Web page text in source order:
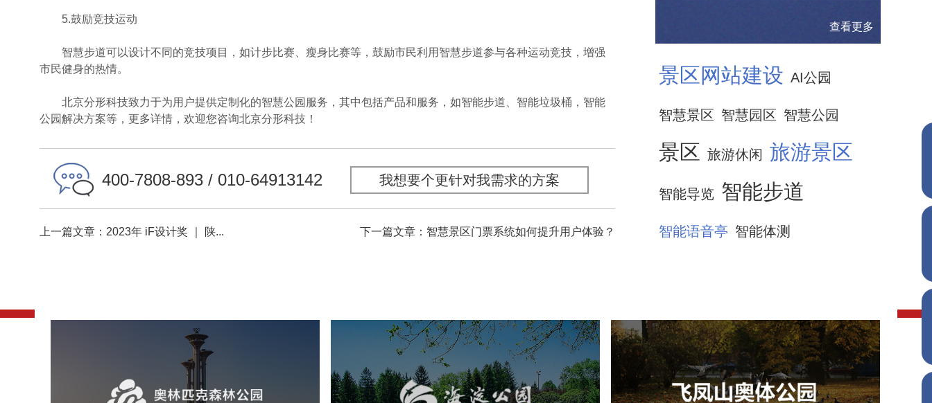
5.鼓励竞技运动
智慧步道可以设计不同的竞技项目，如计步比赛、瘦身比赛等，鼓励市民利用智慧步道参与各种运动竞技，增强
市民健身的热情。
北京分形科技致力于为用户提供定制化的智慧公园服务，其中包括产品和服务，如智能步道、智能垃圾桶，智能
公园解决方案等，更多详情，欢迎您咨询北京分形科技！
400-7808-893 / 010-64913142 我想要个更针对我需求的方案
上一篇文章：2023年 iF设计奖 ｜ 陕... 下一篇文章：智慧景区门票系统如何提升用户体验？
查看更多
景区网站建设 AI公园
智慧景区 智慧园区 智慧公园
景区 旅游休闲 旅游景区
智能导览 智能步道
智能语音亭 智能体测
奥体森林公园 海淀公园 飞凤山奥体公园